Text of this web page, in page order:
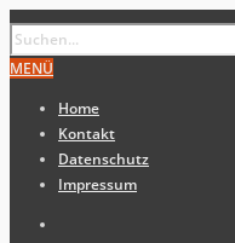
MENÜ
Home
Kontakt
Datenschutz
Impressum